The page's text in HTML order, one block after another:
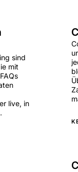
sind
mit
live, in